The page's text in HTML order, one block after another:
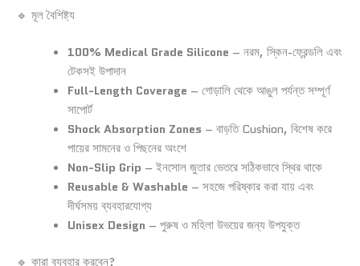
🔹 মূল বৈশিষ্ট্য
100% Medical Grade Silicone – নরম, স্কিন-ফ্রেন্ডলি এবং
টেকসই উপাদান
Full-Length Coverage – গোড়ালি থেকে আঙুল পর্যন্ত সম্পূর্ণ
সাপোর্ট
Shock Absorption Zones – বাড়তি Cushion, বিশেষ করে
পায়ের সামনের ও পিছনের অংশে
Non-Slip Grip – ইনসোল জুতার ভেতরে সঠিকভাবে স্থির থাকে
Reusable & Washable – সহজে পরিষ্কার করা যায় এবং
দীর্ঘসময় ব্যবহারযোগ্য
Unisex Design – পুরুষ ও মহিলা উভয়ের জন্য উপযুক্ত
🔹 কারা ব্যবহার করবেন?